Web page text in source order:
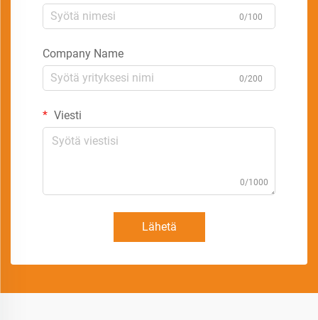
0/100
Company Name
0/200
Viesti
0/1000
Lähetä